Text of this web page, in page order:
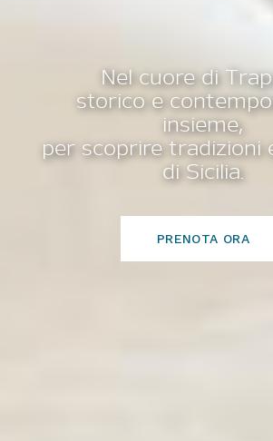
Nel cuore di
storico e
insieme,
per scoprire tradizioni
di Sicilia.
PRENOTA ORA